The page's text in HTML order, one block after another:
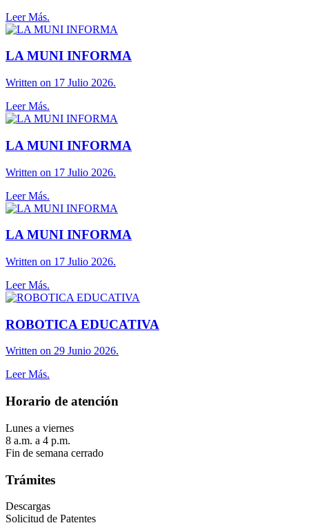
Leer Más.
LA MUNI INFORMA
Written on 17 Julio 2026.
Leer Más.
LA MUNI INFORMA
Written on 17 Julio 2026.
Leer Más.
LA MUNI INFORMA
Written on 17 Julio 2026.
Leer Más.
ROBOTICA EDUCATIVA
Written on 29 Junio 2026.
Leer Más.
Horario de atención
Lunes a viernes
8 a.m. a 4 p.m.
Fin de semana cerrado
Trámites
Descargas
Solicitud de Patentes